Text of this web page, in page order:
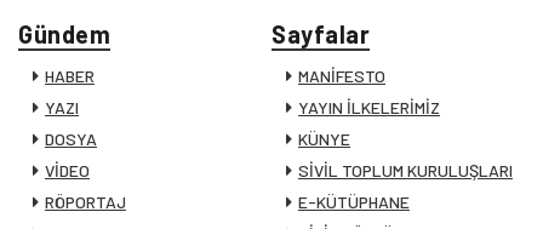
Gündem
HABER
YAZI
DOSYA
VİDEO
RÖPORTAJ
Sayfalar
MANİFESTO
YAYIN İLKELERİMİZ
KÜNYE
SİVİL TOPLUM KURULUŞLARI
E-KÜTÜPHANE